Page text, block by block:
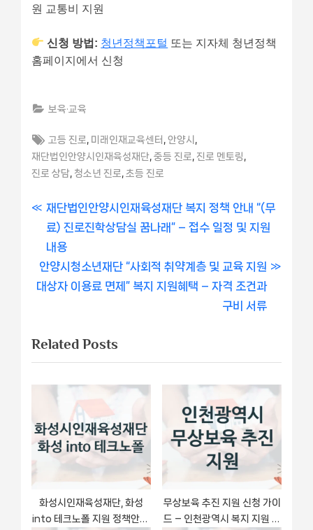
원 교통비 지원
신청 방법: 청년정책포털 또는 지자체 청년정책
홈페이지에서 신청
보육·교육
Tags:
고등 진로 미래인재교육센터 ,안양시
재단법인안양시인재육성재단 중등 진로 진로 멘토링
진로 상담 청소년 진로 초등 진로
글
내
비
션
P
r
e
v
i
s
P
o
t
:
재단법인안양시인재육성재단 복지 정책 안내 “(무
료) 진로진학상담실 꿈나래” – 접수 일정 및 지원
내용
N
e
P
o
s
:
안양시청소년재단 “사회적 취약계층 및 교육 지원
대상자 이용료 면제” 복지 지원혜택 – 자격 조건과
구비 서류
Related Posts
화성시인재육성재단, 화성
into 테크노폴 지원 정책안내,
무상보육 추진 지원 신청 가이
드 – 인천광역시 복지 지원 혜